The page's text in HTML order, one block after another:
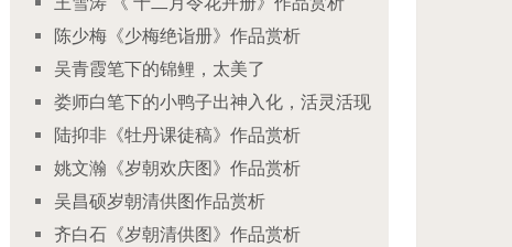
陈少梅《少梅绝诣册》作品赏析
吴青霞笔下的锦鲤，太美了
娄师白笔下的小鸭子出神入化，活灵活现
陆抑非《牡丹课徒稿》作品赏析
姚文瀚《岁朝欢庆图》作品赏析
吴昌硕岁朝清供图作品赏析
齐白石《岁朝清供图》作品赏析